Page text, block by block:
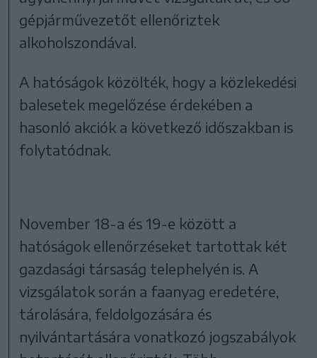
gépjárművezetőt ellenőriztek
alkoholszondával.
A hatóságok közölték, hogy a közlekedési
balesetek megelőzése érdekében a
hasonló akciók a következő időszakban is
folytatódnak.
November 18-a és 19-e között a
hatóságok ellenőrzéseket tartottak két
gazdasági társaság telephelyén is. A
vizsgálatok során a faanyag eredetére,
tárolására, feldolgozására és
nyilvántartására vonatkozó jogszabályok